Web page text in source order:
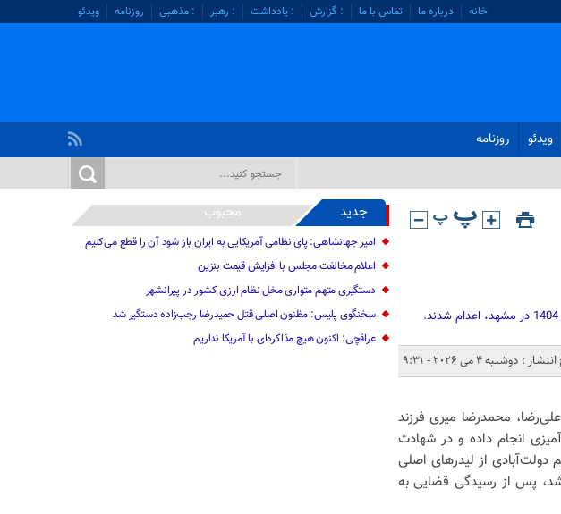
خانه درباره ما تماس با ما : گزارش : یادداشت : رهبر : مذهبی روزنامه ویدئو
ویدئو روزنامه
: دوشنبه 4 می 2026 - 9:31
محمدرضا میری فرزند
که اقدامات خشونت‌آمیزی انجام داده و در شهادت
دولت‌آبادی از لیدرهای اصلی
پس از رسیدگی قضایی به
جدید محبوب
امیر جهانشاهی: پای نظامی آمریکایی به ایران باز شود آن را قطع می‌کنیم
اعلام مخالفت مجلس با افزایش قیمت بنزین
دستگیری متهم متواری مخل نظام ارزی کشور در پیرانشهر
سخنگوی پلیس: مظنون اصلی قتل حمیدرضا رجب‌زاده دستگیر شد
عراقچی: اکنون هیچ مذاکره‌ای با آمریکا نداریم